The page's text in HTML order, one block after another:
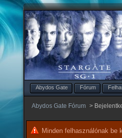
Abydos Gate Fórum
Abydos Gate Fórum >
Minden felhasználónak be